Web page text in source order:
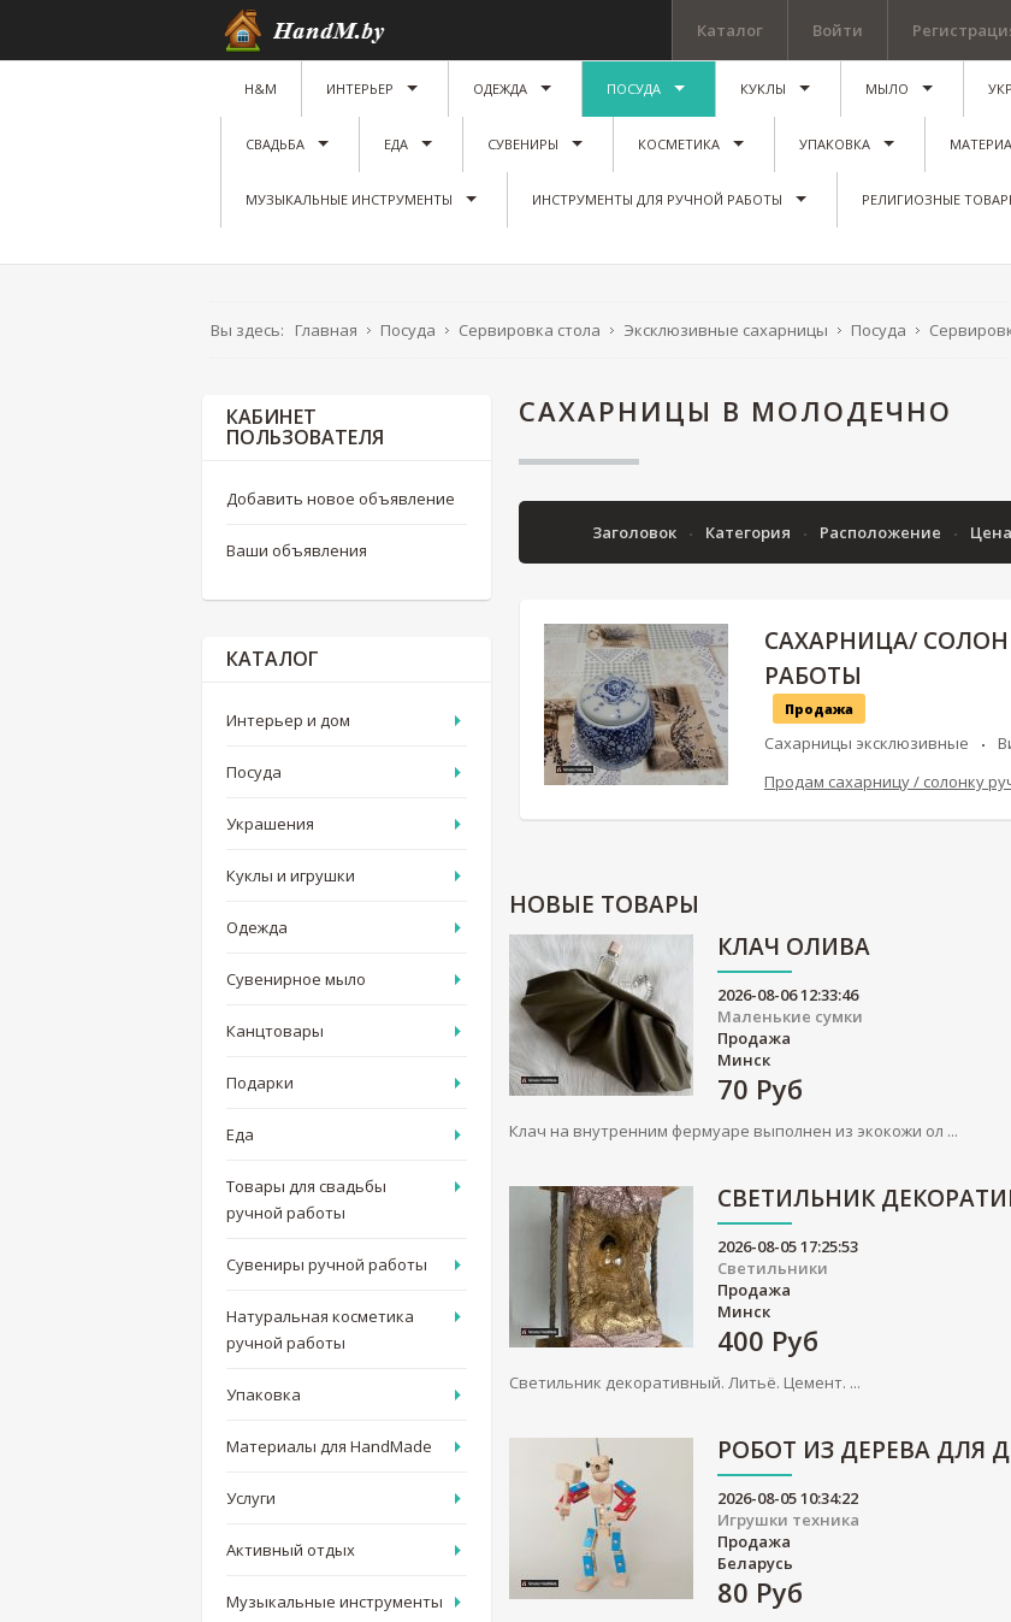
Каталог Войти
H&M ИНТЕРЬЕР ОДЕЖДА ПОСУДА КУКЛЫ МЫЛО
СВАДЬБА ЕДА СУВЕНИРЫ КОСМЕТИКА УПАКОВКА
МУЗЫКАЛЬНЫЕ ИНСТРУМЕНТЫ ИНСТРУМЕНТЫ ДЛЯ РУЧНОЙ РАБОТЫ РЕЛИГИОЗНЫЕ
Вы здесь: Главная Посуда Сервировка стола Эксклюзивные сахарницы Посуда
САХАРНИЦЫ В МОЛОДЕЧНО
Заголовок Категория Расположение Цена
САХАРНИЦА/
РАБОТЫ
Продажа
Сахарницы эксклюзивные
Продам сахарницу / солонку
НОВЫЕ ТОВАРЫ
КЛАЧ ОЛИВА
2026-08-06 12:33:46
Маленькие сумки
Продажа
Минск
70 Руб
Клач на внутренним фермуаре выполнен из экокожи ол ...
СВЕТИЛЬНИК
2026-08-05 17:25:53
Светильники
Продажа
Минск
400 Руб
Светильник декоративный. Литьё. Цемент. ...
РОБОТ ИЗ ДЕРЕВА ДЛЯ
2026-08-05 10:34:22
Игрушки техника
Продажа
Беларусь
80 Руб
КАБИНЕТ
ПОЛЬЗОВАТЕЛЯ
Добавить новое объявление
Ваши объявления
КАТАЛОГ
Интерьер и дом
Посуда
Украшения
Куклы и игрушки
Одежда
Сувенирное мыло
Канцтовары
Подарки
Еда
Товары для свадьбы
ручной работы
Сувениры ручной работы
Натуральная косметика
ручной работы
Упаковка
Материалы для HandMade
Услуги
Активный отдых
Музыкальные инструменты